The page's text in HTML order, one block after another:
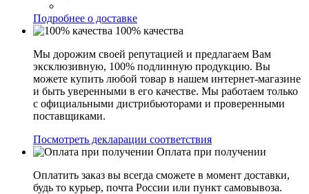
Подробнее о доставке
100% качества
Мы дорожим своей репутацией и предлагаем Вам
эксклюзивную, 100% подлинную продукцию. Вы
можете купить любой товар в нашем интернет-магазине
и быть уверенными в его качестве. Мы работаем только
с официальными дистрибьюторами и проверенными
поставщиками.
Посмотреть декларации соответствия
Оплата при получении
Оплатить заказ вы всегда сможете в момент доставки,
будь то курьер, почта России или пункт самовывоза.